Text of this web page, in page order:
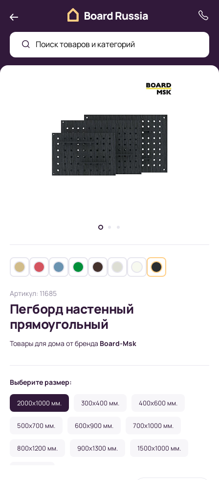
Поиск товаров и категорий
Артикул: 11685
Пегборд настенный
прямоугольный
Товары для дома от бренда Board-Msk
Выберите размер:
2000x1000 мм. 300x400 мм. 400x600 мм.
500x700 мм. 600x900 мм. 700x1000 мм.
800x1200 мм. 900x1300 мм. 1500x1000 мм.